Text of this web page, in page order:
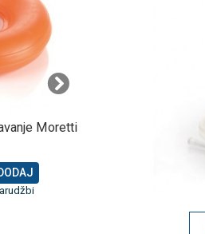
Moretti
Rossmax NB500
kompresorski